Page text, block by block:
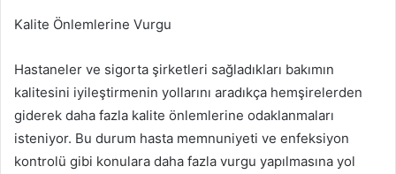
Kalite Önlemlerine Vurgu
Hastaneler ve sigorta şirketleri sağladıkları bakımın
kalitesini iyileştirmenin yollarını aradıkça hemşirelerden
giderek daha fazla kalite önlemlerine odaklanmaları
isteniyor. Bu durum hasta memnuniyeti ve enfeksiyon
kontrolü gibi konulara daha fazla vurgu yapılmasına yol